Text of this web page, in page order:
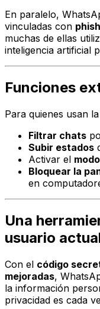
En paralelo,
vinculadas con
muchas de ellas
inteligencia artificial
Funciones
Para quienes usan
Filtrar chats
Subir estados
Activar el
Bloquear la
en
Una
usuario
Con el código
mejoradas,
la información
privacidad es cada